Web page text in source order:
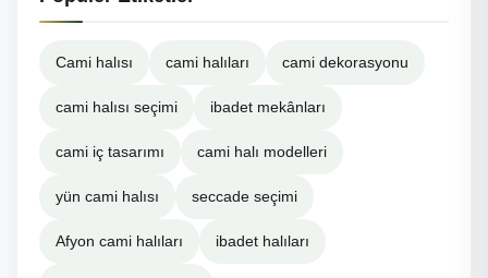
Cami halısı cami halıları cami dekorasyonu
cami halısı seçimi ibadet mekânları
cami iç tasarımı cami halı modelleri
yün cami halısı seccade seçimi
Afyon cami halıları ibadet halıları